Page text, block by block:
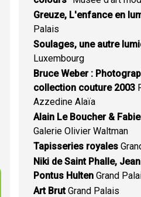
Greuze, L'enfance en
Palais
Soulages, une autre
Luxembourg
Bruce Weber :
collection couture 2003
Azzedine Alaïa
Alain Le Boucher &
Galerie Olivier Waltman
Tapisseries royales
Niki de Saint Phalle,
Pontus Hulten Grand
Art BrutGrand Palais